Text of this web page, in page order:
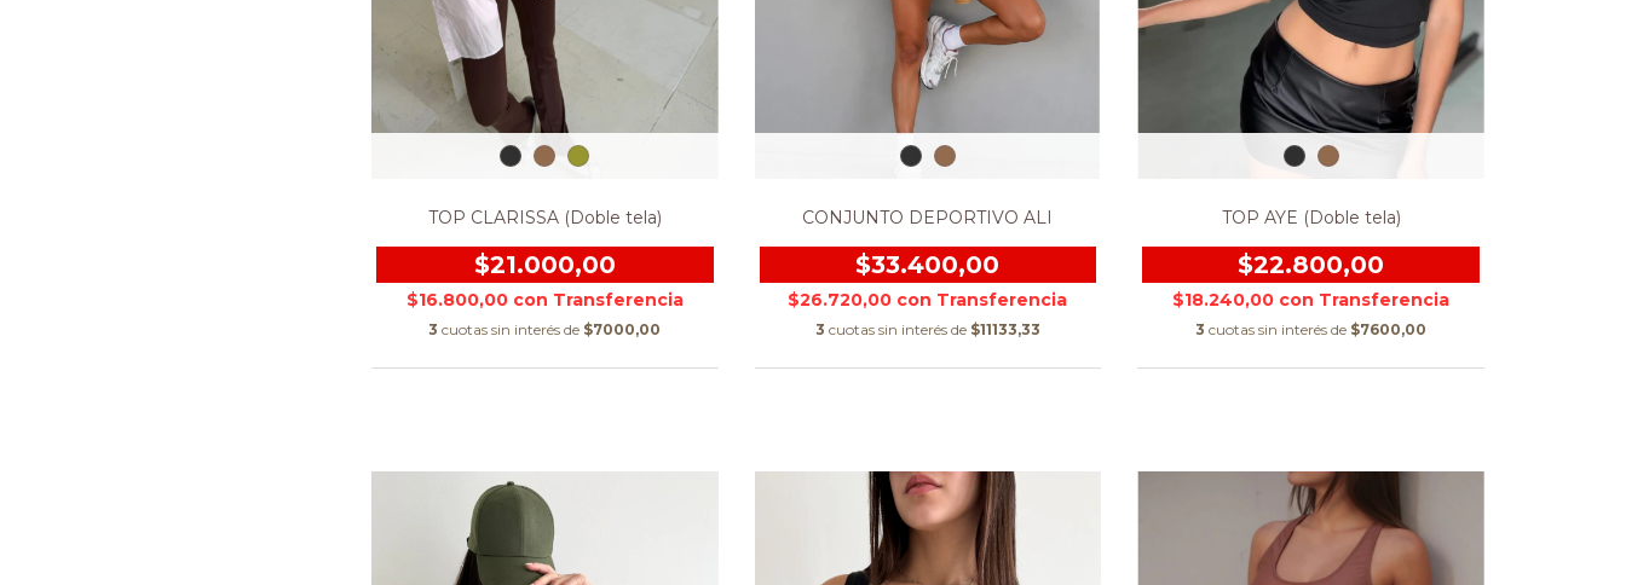
TOP CLARISSA (Doble tela)
$21.000,00
$16.800,00 con
3 cuotas sin interés de $7000,00
CONJUNTO DEPORTIVO ALI
$33.400,00
$26.720,00 con
3 cuotas sin interés de $11133,33
TOP AYE (Doble tela)
$22.800,00
$18.240,00 con
3 cuotas sin interés de $7600,00